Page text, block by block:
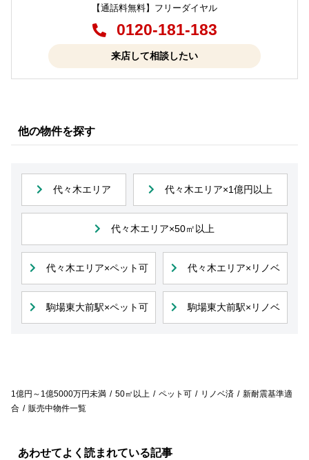
【通話料無料】フリーダイヤル
0120-181-183
来店して相談したい
他の物件を探す
代々木エリア 代々木エリア×1億円以上
代々木エリア×50㎡以上
代々木エリア×ペット可 代々木エリア×リノベ
駒場東大前駅×ペット可 駒場東大前駅×リノベ
1億円～1億5000万円未満 50㎡以上 ペット可 リノベ済
新耐震基準適
合
販売中物件一覧
あわせてよく読まれている記事